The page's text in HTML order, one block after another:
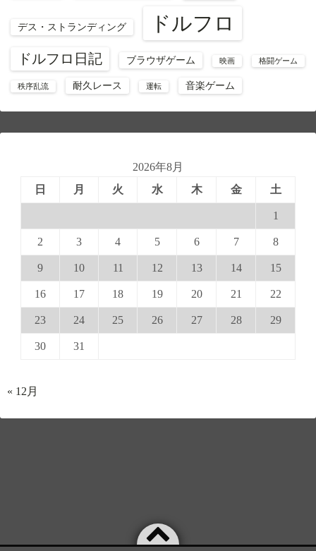
デス・ストランディング ドルフロ
ドルフロ日記 ブラウザゲーム 映画 格闘ゲーム
秩序乱流 耐久レース 運転 音楽ゲーム
2026年8月
日
月 火 水 木 金 土
1
2 3 4 5 6 7 8
9 10 11 12 13 14 15
16 17 18 19 20 21 22
23 24 25 26 27 28 29
30 31
« 12月